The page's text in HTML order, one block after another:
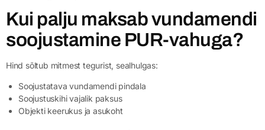
Kui palju maksab vundamendi
soojustamine PUR-vahuga?
Hind sõltub mitmest tegurist, sealhulgas:
Soojustatava vundamendi pindala
Soojustuskihi vajalik paksus
Objekti keerukus ja asukoht